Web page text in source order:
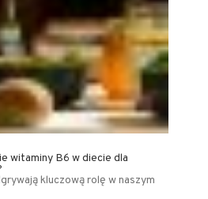
witaminy B6 w diecie dla
kluczową rolę w naszym